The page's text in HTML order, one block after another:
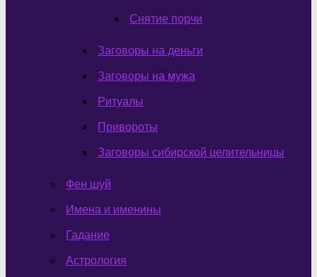
Снятие порчи
Заговоры на деньги
Заговоры на мужа
Ритуалы
Привороты
Заговоры сибирской целительницы
Фен шуй
Имена и именины
Гадание
Астрология